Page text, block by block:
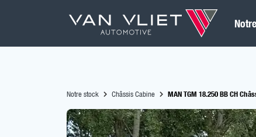
Notre stock Châssis Cabine MAN TGM 18.250 BB CH